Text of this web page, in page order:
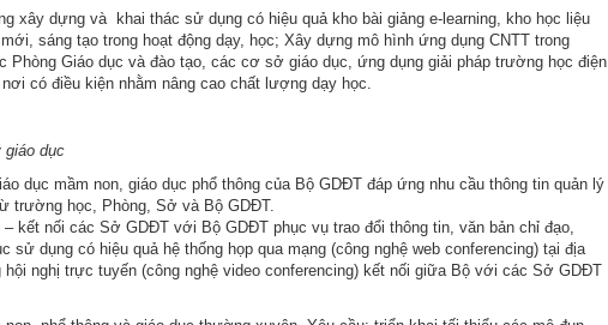
xây dựng và khai thác sử dụng có hiệu quả kho bài giảng e-learning, kho học liệu
sáng tạo trong hoạt động dạy, học; Xây dựng mô hình ứng dụng CNTT trong
Giáo dục và đào tạo, các cơ sở giáo dục, ứng dụng giải pháp trường học điện
có điều kiện nhằm nâng cao chất lượng dạy học.
giáo dục
dục mầm non, giáo dục phổ thông của Bộ GDĐT đáp ứng nhu cầu thông tin quản lý
trường học, Phòng, Sở và Bộ GDĐT.
kết nối các Sở GDĐT với Bộ GDĐT phục vụ trao đổi thông tin, văn bản chỉ đạo,
dụng có hiệu quả hệ thống họp qua mạng (công nghệ web conferencing) tại địa
hội nghị trực tuyến (công nghệ video conferencing) kết nối giữa Bộ với các Sở GDĐT